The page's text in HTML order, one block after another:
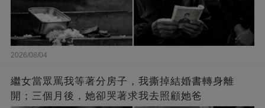
2026/08/04
繼女當眾罵我等著分房子，我撕掉結婚書轉身離
開；三個月後，她卻哭著求我去照顧她爸